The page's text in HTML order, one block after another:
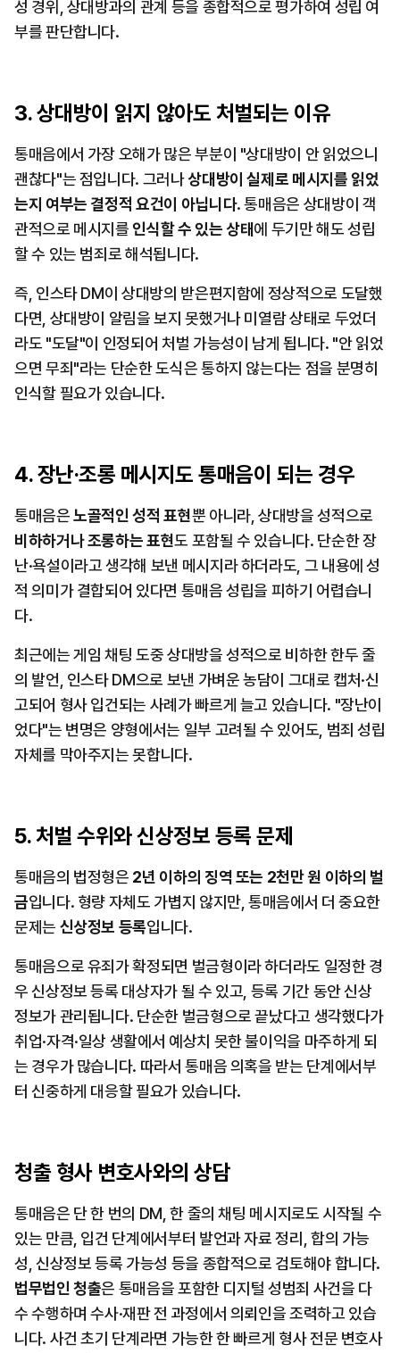
성 경위, 상대방과의 관계 등을 종합적으로 평가하여 성립 여
부를 판단합니다.
3. 상대방이 읽지 않아도 처벌되는 이유
통매음에서 가장 오해가 많은 부분이 "상대방이 안 읽었으니
괜찮다"는 점입니다. 그러나 상대방이 실제로 메시지를 읽었
는지 여부는 결정적 요건이 아닙니다. 통매음은 상대방이 객
관적으로 메시지를 인식할 수 있는 상태에 두기만 해도 성립
할 수 있는 범죄로 해석됩니다.
즉, 인스타 DM이 상대방의 받은편지함에 정상적으로 도달했
다면, 상대방이 알림을 보지 못했거나 미열람 상태로 두었더
라도 "도달"이 인정되어 처벌 가능성이 남게 됩니다. "안 읽었
으면 무죄"라는 단순한 도식은 통하지 않는다는 점을 분명히
인식할 필요가 있습니다.
4. 장난·조롱 메시지도 통매음이 되는 경우
통매음은 노골적인 성적 표현
비하하거나 조롱하는 표현도 포함될 수 있습니다. 단순한 장
난·욕설이라고 생각해 보낸 메시지라 하더라도, 그 내용에 성
적 의미가 결합되어 있다면 통매음 성립을 피하기 어렵습니
다.
최근에는 게임 채팅 도중 상대방을 성적으로 비하한 한두 줄
의 발언, 인스타 DM으로 보낸 가벼운 농담이 그대로 캡처·신
고되어 형사 입건되는 사례가 빠르게 늘고 있습니다. "장난이
었다"는 변명은 양형에서는 일부 고려될 수 있어도, 범죄 성립
자체를 막아주지는 못합니다.
5. 처벌 수위와 신상정보 등록 문제
통매음의 법정형은 2년 이하의 징역 또는 2천만 원 이하의 벌
금입니다. 형량 자체도 가볍지 않지만, 통매음에서 더 중요한
문제는 신상정보 등록입니다.
통매음으로 유죄가 확정되면 벌금형이라 하더라도 일정한 경
우 신상정보 등록 대상자가 될 수 있고, 등록 기간 동안 신상
정보가 관리됩니다. 단순한 벌금형으로 끝났다고 생각했다가
취업·자격·일상 생활에서 예상치 못한 불이익을 마주하게 되
는 경우가 많습니다. 따라서 통매음 의혹을 받는 단계에서부
터 신중하게 대응할 필요가 있습니다.
청출 형사 변호사와의 상담
통매음은 단 한 번의 DM, 한 줄의 채팅 메시지로도 시작될 수
있는 만큼, 입건 단계에서부터 발언과 자료 정리, 합의 가능
법무법인 청출은 통매음을 포함한 디지털 성범죄 사건을 다
수 수행하며 수사·재판 전 과정에서 의뢰인을 조력하고 있습
니다. 사건 초기 단계라면 가능한 한 빠르게 형사 전문 변호사